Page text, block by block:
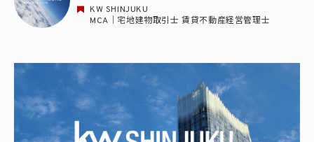
KW SHINJUKU
MCA｜宅地建物取引士 賃貸不動産経営管理士